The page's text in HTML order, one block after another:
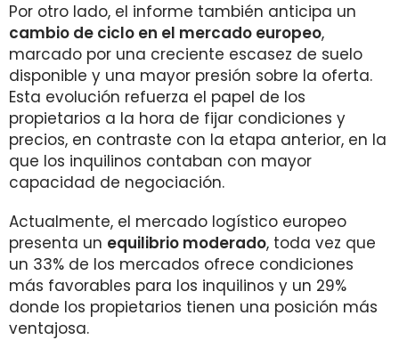
Por otro lado, el informe también anticipa un
cambio de ciclo en el mercado europeo,
marcado por una creciente escasez de suelo
disponible y una mayor presión sobre la oferta.
Esta evolución refuerza el papel de los
propietarios a la hora de fijar condiciones y
precios, en contraste con la etapa anterior, en la
que los inquilinos contaban con mayor
capacidad de negociación.
Actualmente, el mercado logístico europeo
presenta un equilibrio moderado, toda vez que
un 33% de los mercados ofrece condiciones
más favorables para los inquilinos y un 29%
donde los propietarios tienen una posición más
ventajosa.